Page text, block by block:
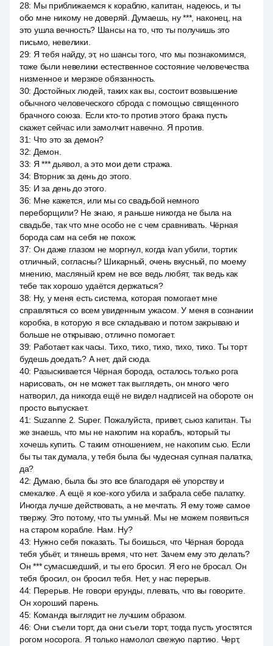
28: Мы приближаемся к кораблю, капитан, надеюсь, и ты
обо мне никому не доверяй. Думаешь, ну ***, наконец, на
это ушла вечность? Шансы на то, что ты получишь это
письмо, невелики.
29: Я тебя найду, эт, но шансы того, что мы познакомимся,
тоже были невелики естественное состояние человечества
низменное и мерзкое обязанность.
30: Достойных людей, таких как вы, состоит возвышение
обычного человеческого сброда с помощью священного
брачного союза. Если кто-то против этого брака пусть
скажет сейчас или замолчит навечно. Я против.
31: Что это за демон?
32: Демон.
33: Я *** дьявол, а это мои дети стража.
34: Вторник за день до этого.
35: И за день до этого.
36: Мне кажется, или мы со свадьбой немного
переборщили? Не знаю, я раньше никогда не была на
свадьбе, так что мне особо не с чем сравнивать. Чёрная
борода сам на себя не похож.
37: Он даже глазом не моргнул, когда ivan убили, тортик
отличный, согласны? Шикарный, очень вкусный, по моему
мнению, масляный крем не все ведь любят, так ведь как
тебе так хорошо удаётся держаться?
38: Ну, у меня есть система, которая помогает мне
справляться со всем увиденным ужасом. У меня в сознании
коробка, в которую я все складываю и потом закрываю и
больше не открываю, отлично помогает.
39: Работает как часы. Тихо, тихо, тихо, тихо, тихо. Ты торт
будешь доедать? А нет, дай сюда.
40: Разыскивается Чёрная борода, осталось только рога
нарисовать, он не может так выглядеть, он много чего
натворил, да никогда ещё не видел надписей на обороте он
просто выпускает.
41: Suzanne 2. Super. Пожалуйста, привет, сьюз капитан. Ты
же знаешь, что мы не накопим на корабль, который ты
хочешь купить. С таким отношением, не накопим сью. Если
бы ты так думала, у тебя была бы чудесная супная палатка,
да?
42: Думаю, была бы это все благодаря её упорству и
смекалке. А ещё я кое-кого убила и забрала себе палатку.
Иногда лучше действовать, а не мечтать. Я ему тоже самое
твержу. Это потому, что ты умный. Мы не можем появиться
на старом корабле. Нам. Ну?
43: Нужно себя показать. Ты боишься, что Чёрная борода
тебя убьёт, и тянешь время, что нет. Зачем ему это делать?
Он *** сумасшедший, и ты его бросил. Я его не бросал. Он
тебя бросил, он бросил тебя. Нет, у нас перерыв.
44: Перерыв. Не говори ерунды, плевать, что вы говорите.
Он хороший парень.
45: Команда выглядит не лучшим образом.
46: Они съели торт, да они съели торт, тогда пусть угостятся
рогом носорога. Я только намолол свежую партию. Черт,